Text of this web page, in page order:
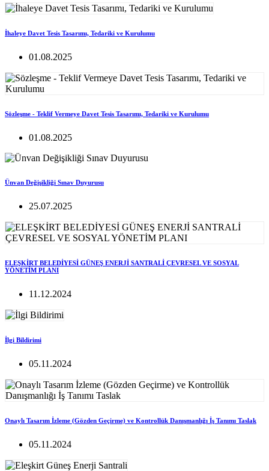
İhaleye Davet Tesis Tasarımı, Tedariki ve Kurulumu
01.08.2025
Sözleşme - Teklif Vermeye Davet Tesis Tasarımı, Tedariki ve Kurulumu
01.08.2025
Ünvan Değişikliği Sınav Duyurusu
25.07.2025
ELEŞKİRT BELEDİYESİ GÜNEŞ ENERJİ SANTRALİ ÇEVRESEL VE SOSYAL
YÖNETİM PLANI
11.12.2024
İlgi Bildirimi
05.11.2024
Onaylı Tasarım İzleme (Gözden Geçirme) ve Kontrollük Danışmanlığı İş Tanımı Taslak
05.11.2024